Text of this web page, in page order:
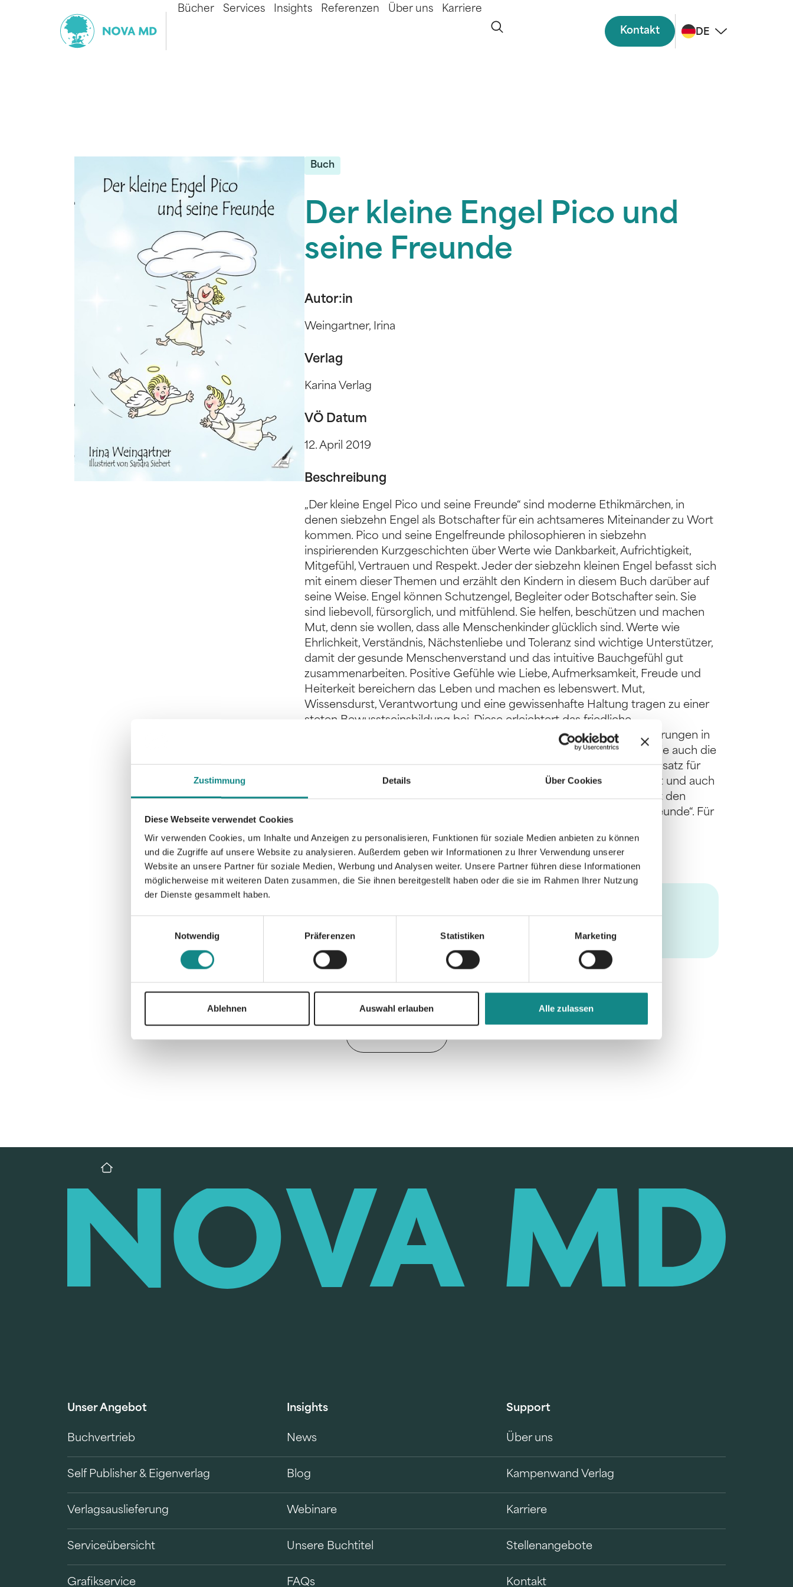
Zustimmung Details Über Cookies
Diese Webseite verwendet Cookies
Wir verwenden Cookies, um Inhalte und Anzeigen zu personalisieren, Funktionen für soziale Medien anbieten zu können
und die Zugriffe auf unsere Website zu analysieren. Außerdem geben wir Informationen zu Ihrer Verwendung unserer
Website an unsere Partner für soziale Medien, Werbung und Analysen weiter. Unsere Partner führen diese Informationen
möglicherweise mit weiteren Daten zusammen, die Sie ihnen bereitgestellt haben oder die sie im Rahmen Ihrer Nutzung
der Dienste gesammelt haben.
Notwendig
Präferenzen Statistiken Marketing
Ablehnen Auswahl erlauben Alle zulassen
Bücher Services Insights Referenzen Über uns Karriere
Kontakt DE
Buch
Der kleine Engel Pico und
seine Freunde
Autor:in
Weingartner, Irina
Verlag
Karina Verlag
VÖ Datum
12. April 2019
Beschreibung
„Der kleine Engel Pico und seine Freunde“ sind moderne Ethikmärchen, in
denen siebzehn Engel als Botschafter für ein achtsameres Miteinander zu Wort
kommen. Pico und seine Engelfreunde philosophieren in siebzehn
inspirierenden Kurzgeschichten über Werte wie Dankbarkeit, Aufrichtigkeit,
Mitgefühl, Vertrauen und Respekt. Jeder der siebzehn kleinen Engel befasst sich
mit einem dieser Themen und erzählt den Kindern in diesem Buch darüber auf
seine Weise. Engel können Schutzengel, Begleiter oder Botschafter sein. Sie
sind liebevoll, fürsorglich, und mitfühlend. Sie helfen, beschützen und machen
Mut, denn sie wollen, dass alle Menschenkinder glücklich sind. Werte wie
Ehrlichkeit, Verständnis, Nächstenliebe und Toleranz sind wichtige Unterstützer,
damit der gesunde Menschenverstand und das intuitive Bauchgefühl gut
zusammenarbeiten. Positive Gefühle wie Liebe, Aufmerksamkeit, Freude und
Heiterkeit bereichern das Leben und machen es lebenswert. Mut,
Wissensdurst, Verantwortung und eine gewissenhafte Haltung tragen zu einer
steten Bewusstseinsbildung bei. Diese erleichtert das friedliche
Zusammenleben in der Gemeinschaft und sorgt für positive Veränderungen in
der Gesellschaft. Diese modernen Ethikmärchen sollen die Kleinen wie auch die
Großen zum Nachdenken anregen und ihnen vermitteln, dass der Einsatz für
andere – ganz gleich ob Mensch, Tier oder die Natur – sehr wichtig ist und auch
Freude bereiten kann. „Der kleine Engel Pico und seine Freunde“ folgt den
modernen Umweltmärchen in „Der kleine Stern Marlou und seine Freunde“. Für
Informationen
Unser Angebot
Buchvertrieb
Self Publisher & Eigenverlag
Verlagsauslieferung
Serviceübersicht
Grafikservice
Insights
News
Blog
Webinare
Unsere Buchtitel
FAQs
Support
Über uns
Kampenwand Verlag
Karriere
Stellenangebote
Kontakt